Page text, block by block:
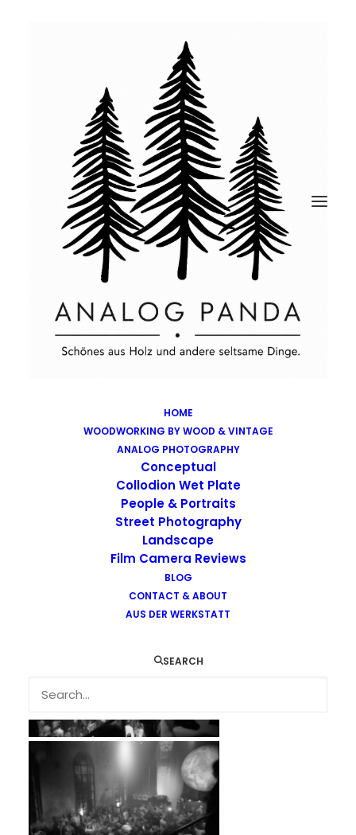
HOME
WOODWORKING BY WOOD & VINTAGE
ANALOG PHOTOGRAPHY
Conceptual
Collodion Wet Plate
People & Portraits
Street Photography
Landscape
Film Camera Reviews
BLOG
CONTACT & ABOUT
AUS DER WERKSTATT
SEARCH
Images tagged "night-club"
Images tagged "night-club"